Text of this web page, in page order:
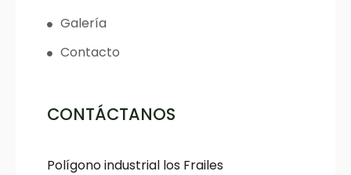
Galería
Contacto
CONTÁCTANOS
Polígono industrial los Frailes